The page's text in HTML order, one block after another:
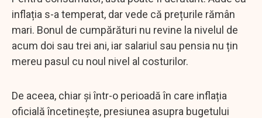
inflația s-a temperat, dar vede că prețurile rămân
mari. Bonul de cumpărături nu revine la nivelul de
acum doi sau trei ani, iar salariul sau pensia nu țin
mereu pasul cu noul nivel al costurilor.
De aceea, chiar și într-o perioadă în care inflația
oficială încetinește, presiunea asupra bugetului